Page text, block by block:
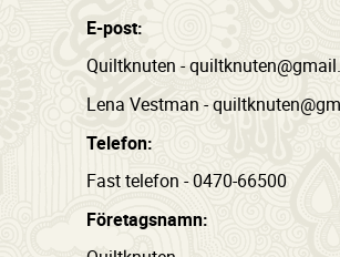
E-post:
Quiltknuten -
Lena Vestman -
Telefon:
Fast telefon - 0470-66500
Företagsnamn: